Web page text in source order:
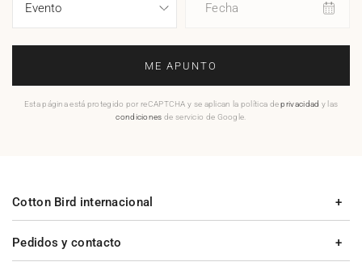
Fecha
ME APUNTO
Esta página está protegido por reCAPTCHA y se aplican la política deprivacidad y las
condiciones de servicio de Google.
Pedidos y contacto
Cotton Bird internacional